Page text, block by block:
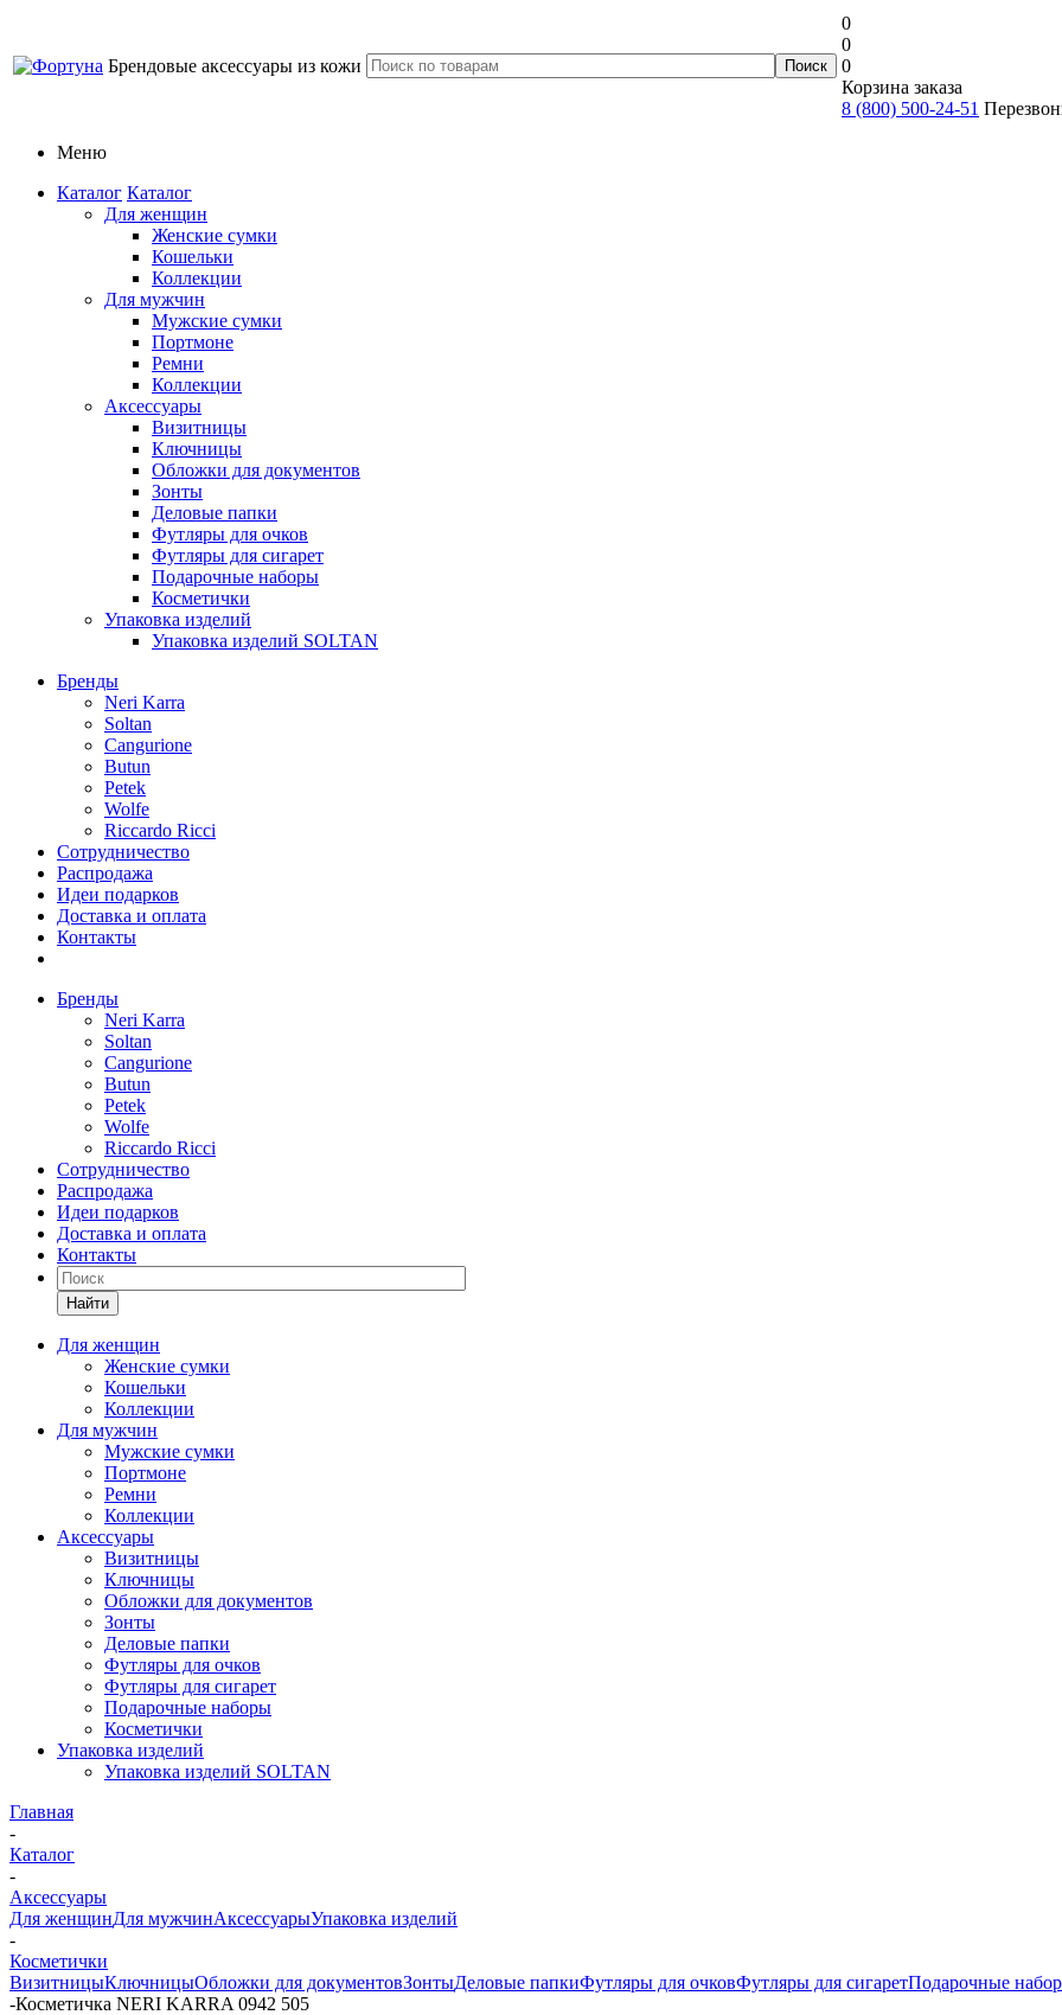
Брендовые аксессуары из кожи
0
0
0
Корзина заказа
8 (800) 500-24-51
Меню
Каталог Каталог
Для женщин
Женские сумки
Кошельки
Коллекции
Для мужчин
Мужские сумки
Портмоне
Ремни
Коллекции
Аксессуары
Визитницы
Ключницы
Обложки для документов
Зонты
Деловые папки
Футляры для очков
Футляры для сигарет
Подарочные наборы
Косметички
Упаковка изделий
Упаковка изделий SOLTAN
Бренды
Neri Karra
Soltan
Cangurione
Butun
Petek
Wolfe
Riccardo Ricci
Сотрудничество
Распродажа
Идеи подарков
Доставка и оплата
Контакты
Бренды
Neri Karra
Soltan
Cangurione
Butun
Petek
Wolfe
Riccardo Ricci
Сотрудничество
Распродажа
Идеи подарков
Доставка и оплата
Контакты
Найти
Для женщин
Женские сумки
Кошельки
Коллекции
Для мужчин
Мужские сумки
Портмоне
Ремни
Коллекции
Аксессуары
Визитницы
Ключницы
Обложки для документов
Зонты
Деловые папки
Футляры для очков
Футляры для сигарет
Подарочные наборы
Косметички
Упаковка изделий
Упаковка изделий SOLTAN
Главная
-
Каталог
-
Аксессуары
Для женщинДля мужчинАксессуарыУпаковка изделий
-
Косметички
ВизитницыКлючницыОбложки для документовЗонтыДеловые папкиФутляры для очковФутляры для сигаретПодарочные
-Косметичка NERI KARRA 0942 505